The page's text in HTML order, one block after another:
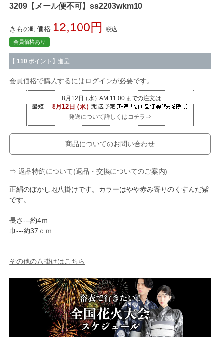
3209【メール便不可】ss2203wkm10
きもの町価格 12,100 税込
会員価格あり
【 110 ポイント】進呈
会員価格で購入するにはログインが必要です。
発送について詳しくはコチラ⇒
商品についてのお問い合わせ
⇒ 返品特約について(返品・交換についてのご案内)
正絹のぼかし地八掛けです。カラーはやや赤み寄りのくすんだ紫
です。
長さ---約4ｍ
巾---約37ｃｍ
その他の八掛けはこちら